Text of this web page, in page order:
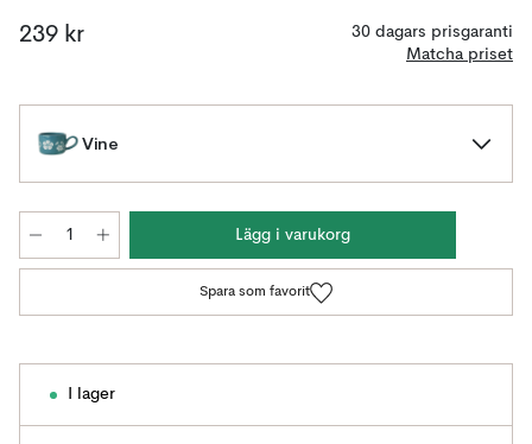
239 kr
30 dagars prisgaranti
Matcha priset
Vine
Lägg i varukorg
Spara som favorit
I lager